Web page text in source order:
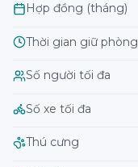
Hợp đồng (tháng)
Thời gian giữ phòng
Số người tối đa
Số xe tối đa
Thú cưng